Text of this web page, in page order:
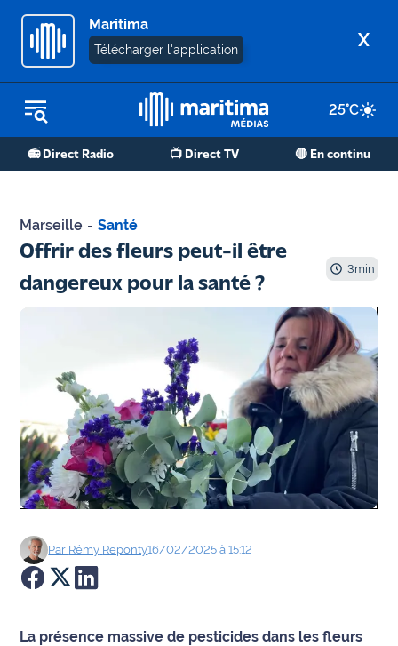
Maritima
Télécharger l'application X
25°C
📻 Direct Radio 📺 Direct TV 🔴 En continu
REPLAY RADIO
REPLAY TV
Martigues
de Berre
Agenda
Faits
divers
Sports
Société
Marseille - Santé
Offrir des fleurs peut-il être
dangereux pour la santé ?
3min
Par Rémy Reponty16/02/2025 à 15:12
La présence massive de pesticides dans les fleurs